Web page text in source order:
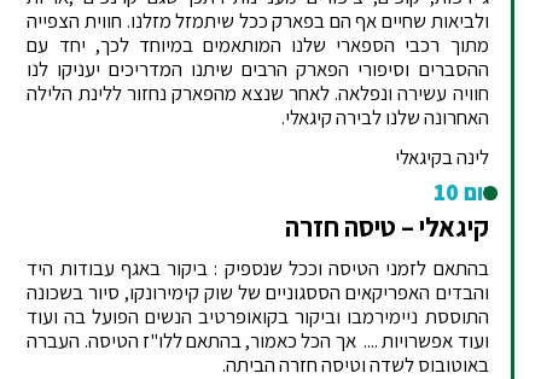
ולביאות שחיים אף הם בפארק ככל שיתמזל מזלנו. חווית הצפייה
מתוך רכבי הספארי שלנו המותאמים במיוחד לכך, יחד עם
ההסברים וסיפורי הפארק הרבים שיתנו המדריכים יעניקו לנו
חוויה עשירה ונפלאה. לאחר שנצא מהפארק נחזור ללינת הלילה
האחרונה שלנו לבירה קיגאלי.
לינה בקיגאלי
יום 10
קיגאלי – טיסה חזרה
בהתאם לזמני הטיסה וככל שנספיק : ביקור באגף עבודות היד
והבדים האפריקאים הססגוניים של שוק קימירונקו, סיור בשכונה
התוססת ניימירמבו וביקור בקואופרטיב הנשים הפועל בה ועוד
ועוד אפשרויות .... אך הכל כאמור, בהתאם ללו"ז הטיסה. העברה
באוטובוס לשדה וטיסה חזרה הביתה.